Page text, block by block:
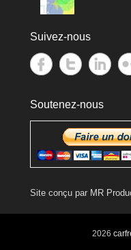
Suivez-nous
Soutenez-nous
Site conçu par MR
2026